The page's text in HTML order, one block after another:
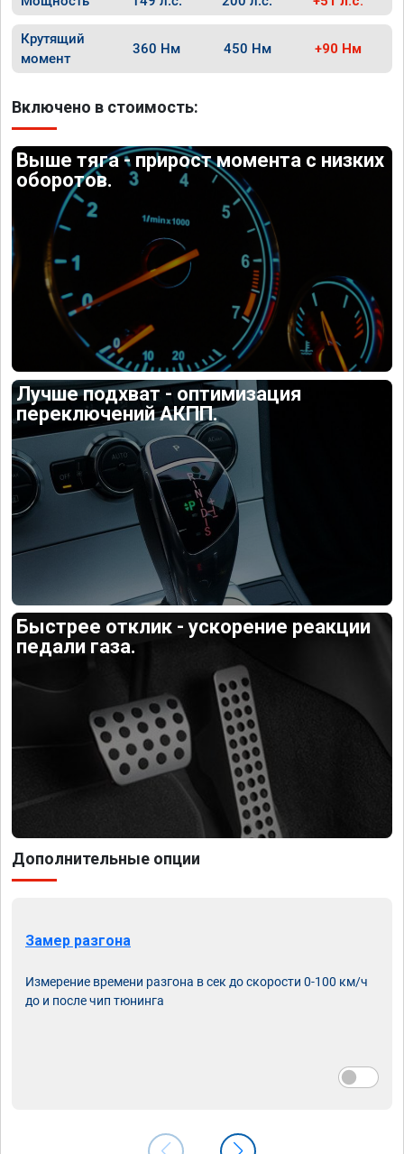
Крутящий
момент
360 Нм 450 Нм +90 Нм
Включено в стоимость:
Выше тяга - прирост момента с низких
оборотов.
Лучше подхват - оптимизация
переключений АКПП.
Быстрее отклик - ускорение реакции
педали газа.
Дополнительные опции
Замер разгона
Измерение времени разгона в сек до скорости 0-100 км/ч
до и после чип тюнинга